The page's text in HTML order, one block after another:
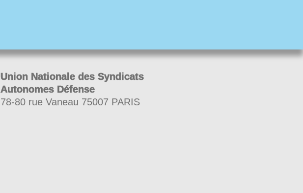
Union Nationale des Syndicats
Autonomes Défense
78-80 rue Vaneau 75007 PARIS